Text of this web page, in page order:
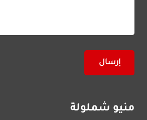
منيو شملولة